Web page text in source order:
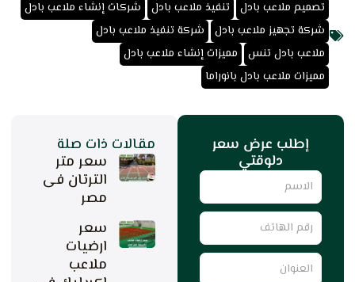
تصميم ملاعب بادل تنفيذ ملاعب بادل شركات إنشاء ملاعب بادل
شركة تجهيز ملاعب بادل
شركة تنفيذ ملاعب بادل
ملاعب بادل تنس
مميزات إنشاء ملاعب بادل
مميزات ملاعب بادل بانوراما
إطلب عرض سعر
دلوقتي
Name
رقم
الهاتف
العنوان
مقالات ذات صلة
سعر متر
الترتان فى
مصر
سعر
ارضيات
ملاعب